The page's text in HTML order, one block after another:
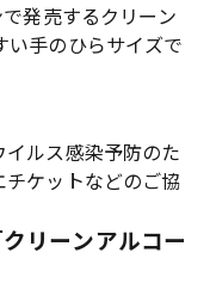
発売するクリーン
い手のひらサイズで
ルス感染予防のた
ケットなどのご協
リーンアルコー